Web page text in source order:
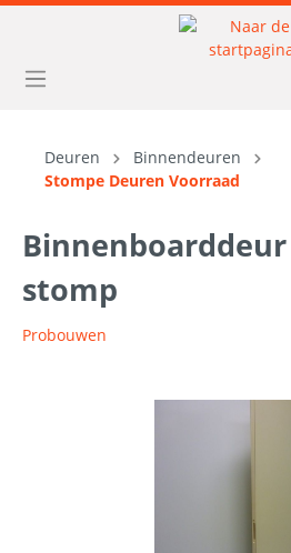
Deuren
Binnendeuren
Stompe Deuren Voorraad
Binnenboarddeur
stomp
Probouwen